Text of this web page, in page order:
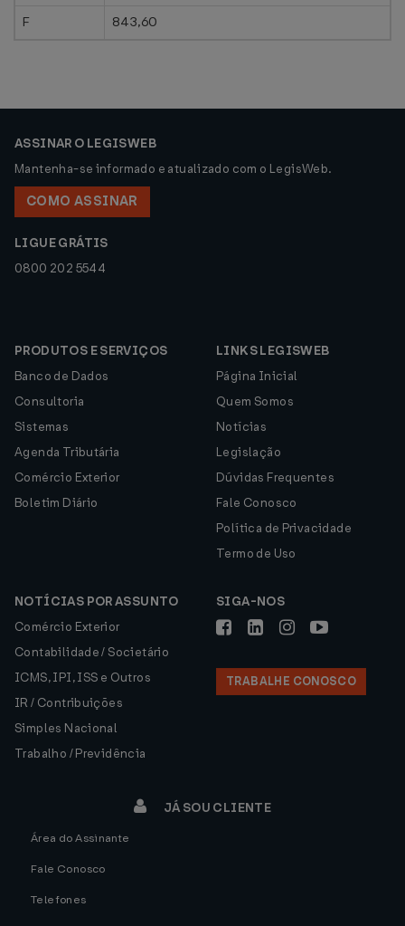
F
843,60
ASSINAR O LEGISWEB
Mantenha-se informado e atualizado com o LegisWeb.
COMO ASSINAR
LIGUE GRÁTIS
0800 202 5544
PRODUTOS E SERVIÇOS
Banco de Dados
Consultoria
Sistemas
Agenda Tributária
Comércio Exterior
Boletim Diário
LINKS LEGISWEB
Página Inicial
Quem Somos
Notícias
Legislação
Dúvidas Frequentes
Fale Conosco
Política de Privacidade
Termo de Uso
NOTÍCIAS POR ASSUNTO
Comércio Exterior
Contabilidade / Societário
ICMS, IPI, ISS e Outros
IR / Contribuições
Simples Nacional
Trabalho / Previdência
SIGA-NOS
TRABALHE CONOSCO
JÁ SOU CLIENTE
Área do Assinante
Fale Conosco
Telefones